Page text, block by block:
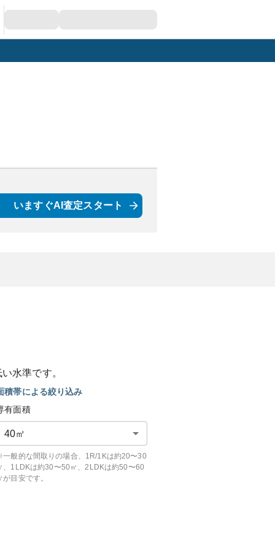
いますぐAI査定スタート
い水準です。
積帯による絞り込み
有面積
40㎡
般的な間取りの場合、1R/1Kは約20〜30
、1LDKは約30〜50㎡、2LDKは約50〜60
が目安です。